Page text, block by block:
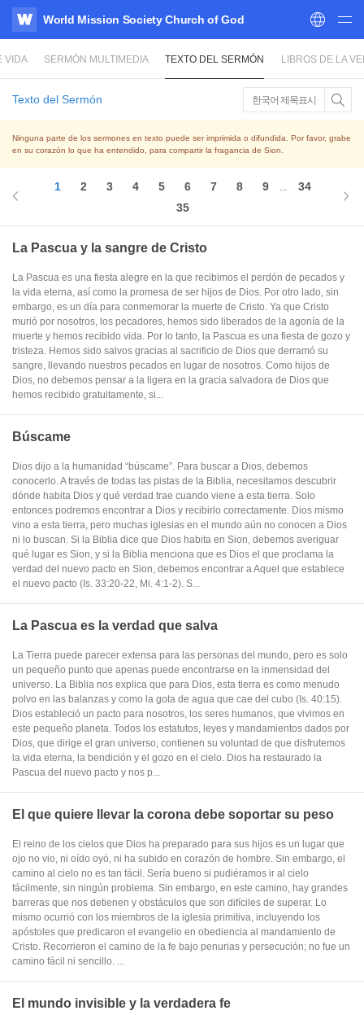
WATV
World Mission Society Church of God
VIDA SERMÓN MULTIMEDIA TEXTO DEL SERMÓN LIBROS DE LA
Texto del Sermón 한국어 제목표시
Ninguna parte de los sermones en texto puede ser imprimida o difundida. Por favor, grabe
en su corazón lo que ha entendido, para compartir la fragancia de Sion.
1 2 3 4 5 6 7 8 9
34
35
La Pascua y la sangre de Cristo
La Pascua es una fiesta alegre en la que recibimos el perdón de pecados y
la vida eterna, así como la promesa de ser hijos de Dios. Por otro lado, sin
embargo, es un día para conmemorar la muerte de Cristo. Ya que Cristo
murió por nosotros, los pecadores, hemos sido liberados de la agonía de la
muerte y hemos recibido vida. Por lo tanto, la Pascua es una fiesta de gozo y
tristeza. Hemos sido salvos gracias al sacrificio de Dios que derramó su
sangre, llevando nuestros pecados en lugar de nosotros. Como hijos de
Dios, no debemos pensar a la ligera en la gracia salvadora de Dios que
hemos recibido gratuitamente, si...
Búscame
Dios dijo a la humanidad “búscame”. Para buscar a Dios, debemos
conocerlo. A través de todas las pistas de la Biblia, necesitamos descubrir
dónde habita Dios y qué verdad trae cuando viene a esta tierra. Solo
entonces podremos encontrar a Dios y recibirlo correctamente. Dios mismo
vino a esta tierra, pero muchas iglesias en el mundo aún no conocen a Dios
ni lo buscan. Si la Biblia dice que Dios habita en Sion, debemos averiguar
qué lugar es Sion, y si la Biblia menciona que es Dios el que proclama la
verdad del nuevo pacto en Sion, debemos encontrar a Aquel que establece
el nuevo pacto (Is. 33:20-22, Mi. 4:1-2). S...
La Pascua es la verdad que salva
La Tierra puede parecer extensa para las personas del mundo, pero es solo
un pequeño punto que apenas puede encontrarse en la inmensidad del
universo. La Biblia nos explica que para Dios, esta tierra es como menudo
polvo en las balanzas y como la gota de agua que cae del cubo (Is. 40:15).
Dios estableció un pacto para nosotros, los seres humanos, que vivimos en
este pequeño planeta. Todos los estatutos, leyes y mandamientos dados por
Dios, que dirige el gran universo, contienen su voluntad de que disfrutemos
la vida eterna, la bendición y el gozo en el cielo. Dios ha restaurado la
Pascua del nuevo pacto y nos p...
El que quiere llevar la corona debe soportar su peso
El reino de los cielos que Dios ha preparado para sus hijos es un lugar que
ojo no vio, ni oído oyó, ni ha subido en corazón de hombre. Sin embargo, el
camino al cielo no es tan fácil. Sería bueno si pudiéramos ir al cielo
fácilmente, sin ningún problema. Sin embargo, en este camino, hay grandes
barreras que nos detienen y obstáculos que son difíciles de superar. Lo
mismo ocurrió con los miembros de la iglesia primitiva, incluyendo los
apóstoles que predicaron el evangelio en obediencia al mandamiento de
Cristo. Recorrieron el camino de la fe bajo penurias y persecución; no fue un
camino fácil ni sencillo. ...
El mundo invisible y la verdadera fe